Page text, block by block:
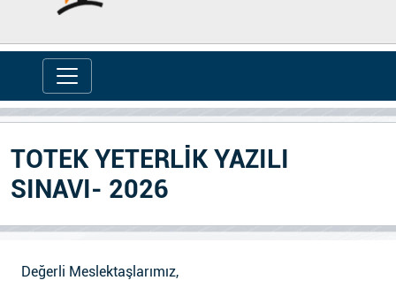
TOTEK YETERLİK YAZILI
SINAVI- 2026
Değerli Meslektaşlarımız,